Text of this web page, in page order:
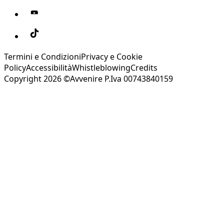
Termini e CondizioniPrivacy e Cookie
PolicyAccessibilitàWhistleblowingCredits
Copyright 2026 ©Avvenire P.Iva 00743840159